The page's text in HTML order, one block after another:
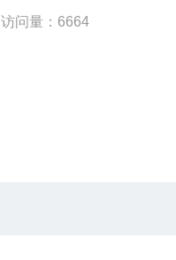
访问量：6664